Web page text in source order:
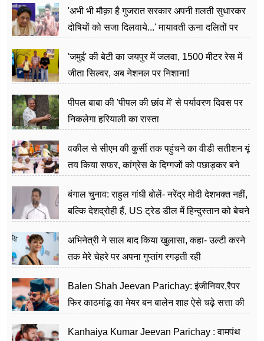
'अभी भी मौक़ा है गुजरात सरकार अपनी ग़लती सुधारकर
दोषियों को सजा दिलवाये...' मायावती ऊना दलितों पर
'जमुई' की बेटी का जयपुर में जलवा, 1500 मीटर रेस में
जीता सिल्वर, अब नेशनल पर निशाना!
पीपल बाबा की 'पीपल की छांव में' से पर्यावरण दिवस पर
निकलेगा हरियाली का रास्ता
वकील से सीएम की कुर्सी तक पहुंचने का वीडी सतीशन यूं
तय किया सफर, कांग्रेस के दिग्गजों को पछाड़कर बने
बंगाल चुनाव: राहुल गांधी बोलें- नरेंद्र मोदी देशभक्त नहीं,
बल्कि देशद्रोही हैं, US ट्रेड डील में हिन्दुस्तान को बेचने
अभिनेत्री ने साल बाद किया खुलासा, कहा- उल्टी करने
तक मेरे चेहरे पर अपना गुप्तांग रगड़ती रही
Balen Shah Jeevan Parichay: इंजीनियर,रैपर
फिर काठमांडू का मेयर बन बालेन शाह ऐसे चढ़े सत्ता की
Kanhaiya Kumar Jeevan Parichay : वामपंथ